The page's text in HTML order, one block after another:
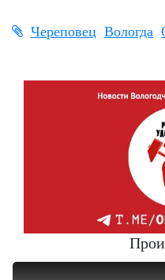
Череповец Вологда